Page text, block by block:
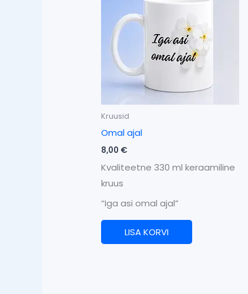
Kruusid
Omal ajal
8,00 €
Kvaliteetne 330 ml keraamiline
kruus
“Iga asi omal ajal”
LISA KORVI